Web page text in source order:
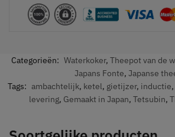
Categorieën: Waterkoker, Theepot van de
Japans Fonte, Japanse
Tags: ambachtelijk, ketel, gietijzer, inductie,
levering, Gemaakt in Japan, Tetsubin,